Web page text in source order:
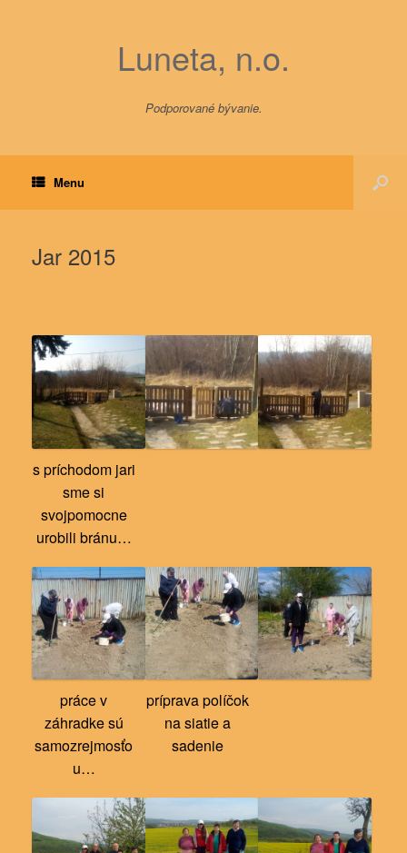
Luneta, n.o.
Podporované bývanie.
Menu
Jar 2015
s príchodom jari
sme si
svojpomocne
urobili bránu…
práce v
záhradke sú
samozrejmosťo
u…
príprava políčok
na siatie a
sadenie